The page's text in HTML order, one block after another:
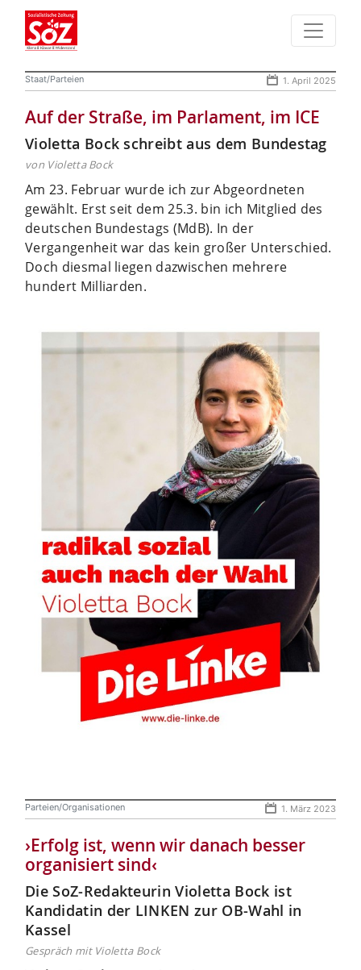
Staat/Parteien 1. April 2025
Auf der Straße, im Parlament, im ICE
Violetta Bock schreibt aus dem Bundestag
von Violetta Bock
Am 23. Februar wurde ich zur Abgeordneten
gewählt. Erst seit dem 25.3. bin ich Mitglied des
deutschen Bundestags (MdB). In der
Vergangenheit war das kein großer Unterschied.
Doch diesmal liegen dazwischen mehrere
hundert Milliarden.
Parteien/Organisationen 1. März 2023
›Erfolg ist, wenn wir danach besser
organisiert sind‹
Die SoZ-Redakteurin Violetta Bock ist
Kandidatin der LINKEN zur OB-Wahl in
Kassel
Gespräch mit Violetta Bock